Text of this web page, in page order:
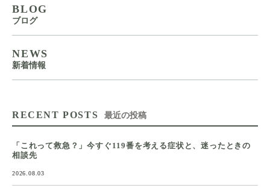
BLOG
ブログ
NEWS
新着情報
RECENT POSTS 最近の投稿
「これって救急？」今すぐ119番を考える症状と、迷ったときの
相談先
2026.08.03